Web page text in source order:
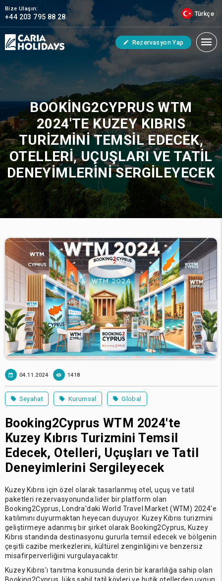
Bize Ulaşın:
+44 203 795 88 28 Türkçe
Rezervasyon Yap
BOOKING2CYPRUS WTM
2024'TE KUZEY KIBRIS
TURIZMINI TEMSIL EDECEK,
OTELLERI, UÇUŞLARI VE TATIL
DENEYIMLERINI SERGILEYECEK
04.11.2024 1418
Seyahat Kurumsal Global
Booking2Cyprus WTM 2024'te
Kuzey Kıbrıs Turizmini Temsil
Edecek, Otelleri, Uçuşları ve Tatil
Deneyimlerini Sergileyecek
Kuzey Kıbrıs için özel olarak tasarlanmış otel, uçuş ve tatil
paketleri rezervasyonunda lider bir platform olan
Booking2Cyprus, Londra'daki World Travel Market (WTM) 2024'e
katılımını duyurmaktan heyecan duyuyor. Kuzey Kıbrıs turizmini
geliştirmeye adanmış bir şirket olarak Booking2Cyprus, Kuzey
Kıbrıs standında destinasyonu gururla temsil edecek ve bölgenin
çeşitli cazibe merkezlerini, kültürel zenginliğini ve benzersiz
misafirperverliğini vurgulayacaktır.
Kuzey Kıbrıs'ı tanıtma konusunda derin bir kararlılığa sahip olan